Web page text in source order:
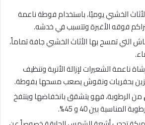
الخشبي يوميًا، باستخدام فوطة ناعمة
فوقه الأغبرة وتتسبب في خدشه.
التي تمسح بها الأثاث الخشبي جافة تماماً،
ناعمة الشعيرات لإزالة الأتربة وتنظيف
بحفريات ونقوش يصعب مسحها بفوطة.
من الرطوبة، فهو يتشقق بانخفاضها وينتفخ
المناسبة بين 40 و 45%.